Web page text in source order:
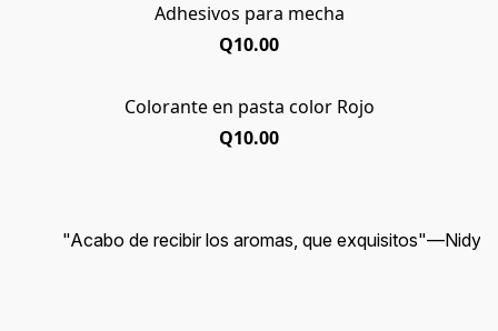
Adhesivos para mecha
Q10.00
Colorante en pasta color Rojo
Q10.00
"Acabo de recibir los aromas, que exquisitos"—Nidy